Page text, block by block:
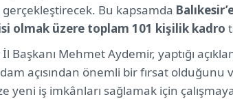
gerçekleştirecek. Bu kapsamda
olmak üzere toplam 101 kişilik kadro
Başkanı Mehmet Aydemir, yaptığı
açısından önemli bir fırsat olduğunu
yeni iş imkânları sağlamak için